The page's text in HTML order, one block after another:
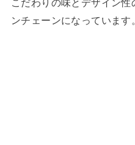
こだわりの味とデザイン
ンチェーンになっています